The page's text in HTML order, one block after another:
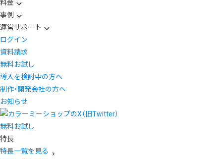
料金
事例
運営サポート
ログイン
資料請求
無料お試し
導入を検討中の方へ
制作・開発会社の方へ
お知らせ
無料お試し
特長
特長一覧を見る